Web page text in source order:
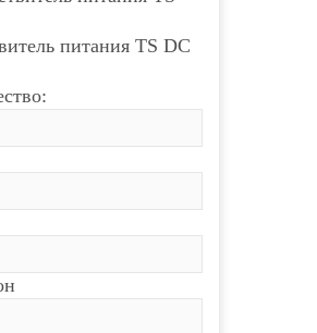
питания TS DC